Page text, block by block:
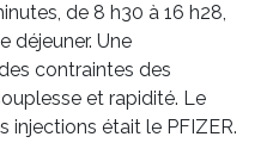
de 8 h30 à 16 h28,
déjeuner. Une
contraintes des
et rapidité. Le
injections était le PFIZER.